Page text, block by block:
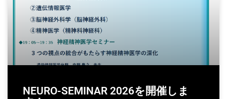
NEURO-SEMINAR 2026を開催しま